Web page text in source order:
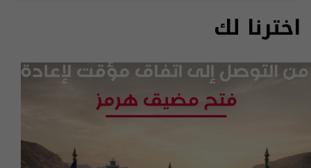
اخترنا لك